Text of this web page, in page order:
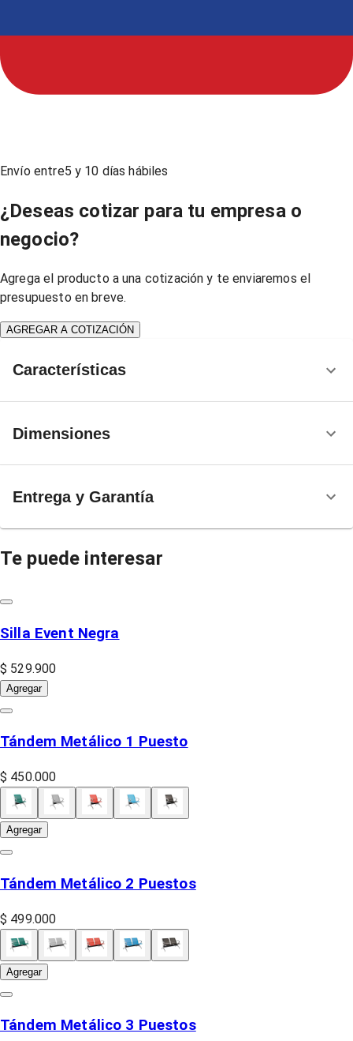
Envío entre5 y 10 días hábiles
¿Deseas cotizar para tu empresa o
negocio?
Agrega el producto a una cotización y te enviaremos el
presupuesto en breve.
AGREGAR A COTIZACIÓN
Características
Dimensiones
Entrega y Garantía
Te puede interesar
Silla Event Negra
$ 529.900
Agregar
Tándem Metálico 1 Puesto
$ 450.000
Agregar
Tándem Metálico 2 Puestos
$ 499.000
Agregar
Tándem Metálico 3 Puestos